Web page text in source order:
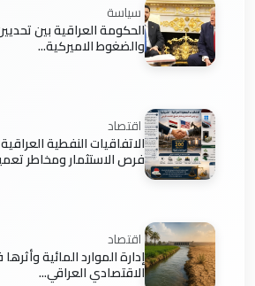
سياسة
الحكومة العراقية بين
والضغوط الاميركية...
اقتصاد
الاتفاقيات النفطية
فرص الاستثمار ومخاطر
اقتصاد
إدارة الموارد المائية
الاقتصادي العراقي...